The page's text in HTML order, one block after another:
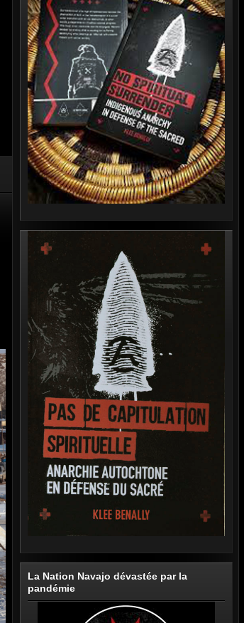
La Nation Navajo dévastée par la
pandémie